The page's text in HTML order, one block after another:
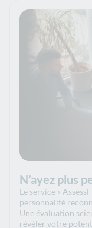
N’ayez plus
Le service «
personnalité
Une évaluation
révéler votre